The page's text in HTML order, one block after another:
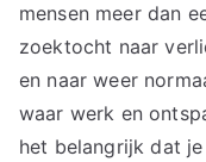
mensen meer dan
zoektocht naar
en naar weer
waar werk en
het belangrijk dat